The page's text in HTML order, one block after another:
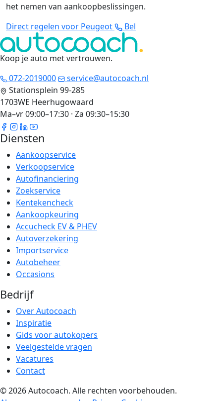
het nemen van aankoopbeslissingen.
Direct regelen voor Peugeot
Bel
Koop je auto met vertrouwen.
072-2019000
service@autocoach.nl
Stationsplein 99-285
1703WE Heerhugowaard
Ma–vr 09:00–17:30 · Za 09:30–15:30
Diensten
Aankoopservice
Verkoopservice
Autofinanciering
Zoekservice
Kentekencheck
Aankoopkeuring
Accucheck EV & PHEV
Autoverzekering
Importservice
Autobeheer
Occasions
Bedrijf
Over Autocoach
Inspiratie
Gids voor autokopers
Veelgestelde vragen
Vacatures
Contact
© 2026 Autocoach. Alle rechten voorbehouden.